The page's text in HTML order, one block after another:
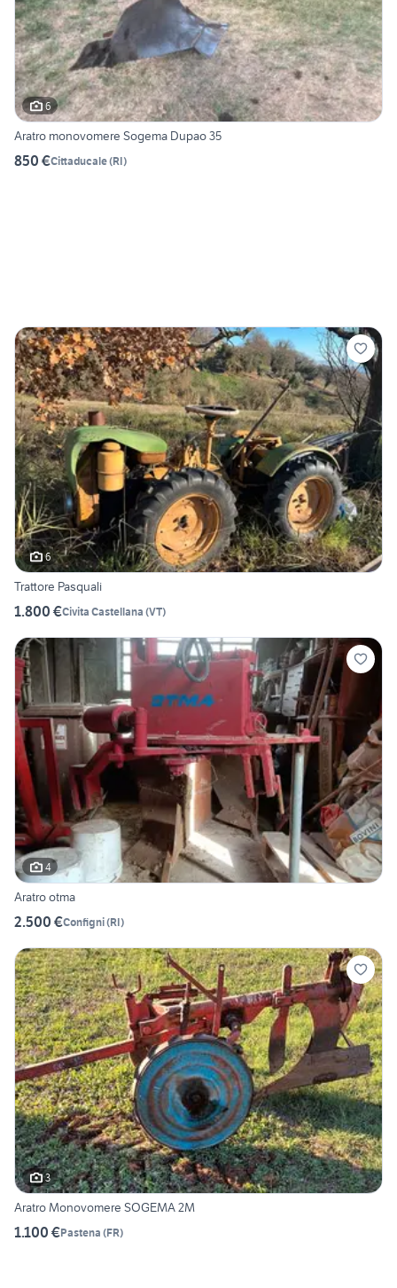
6
Aratro monovomere Sogema Dupao 35
850 €Cittaducale(RI)
6
Trattore Pasquali
1.800 €Civita Castellana (VT)
4
Aratro otma
2.500 €Configni(RI)
3
Aratro Monovomere SOGEMA 2M
1.100 €Pastena (FR)